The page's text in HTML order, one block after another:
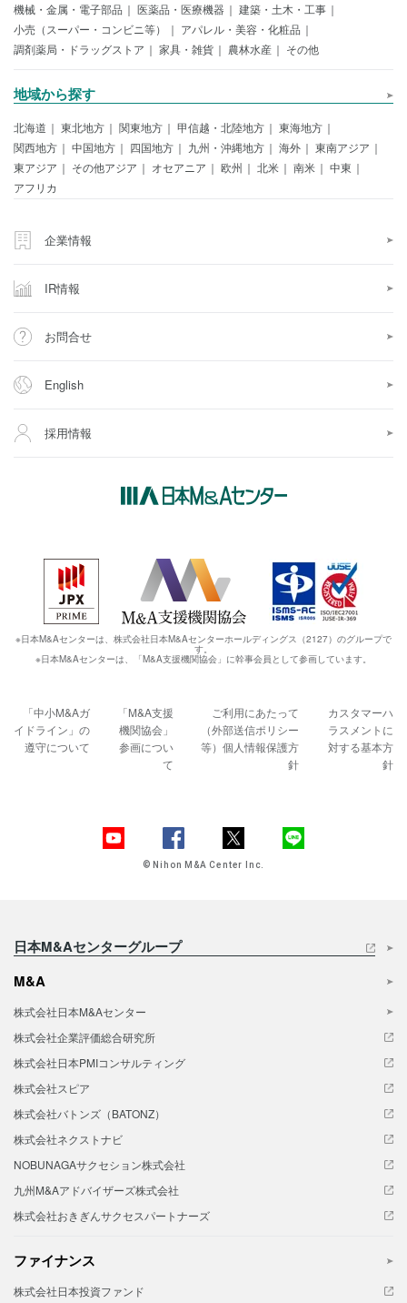
機械・金属・電子部品
医薬品・医療機器
建築・土木・工事
小売（スーパー・コンビニ等）
アパレル・美容・化粧品
調剤薬局・ドラッグストア
家具・雑貨 農林水産 その他
地域から探す
北海道 東北地方 関東地方 甲信越・北陸地方
東海地方
関西地方
中国地方 四国地方 九州・沖縄地方 海外
東南アジア
東アジア
その他アジア オセアニア 欧州 北米 南米
中東
アフリカ
企業情報
IR情報
お問合せ
English
採用情報
※日本M&Aセンターは、株式会社日本M&Aセンターホールディングス（2127）のグループで
す。
※日本M&Aセンターは、「M&A支援機関協会」に幹事会員として参画しています。
「中小M&Aガ
イドライン」の
遵守について
「M&A支援
機関協会」
参画につい
て
ご利用にあたって
（外部送信ポリシー
等）個人情報保護方
針
カスタマーハ
ラスメントに
対する基本方
針
© Nihon M&A Center Inc.
日本M&Aセンターグループ
M&A
株式会社日本M&Aセンター
株式会社企業評価総合研究所
株式会社日本PMIコンサルティング
株式会社スピア
株式会社バトンズ（BATONZ）
株式会社ネクストナビ
NOBUNAGAサクセション株式会社
九州M&Aアドバイザーズ株式会社
株式会社おきぎんサクセスパートナーズ
ファイナンス
株式会社日本投資ファンド